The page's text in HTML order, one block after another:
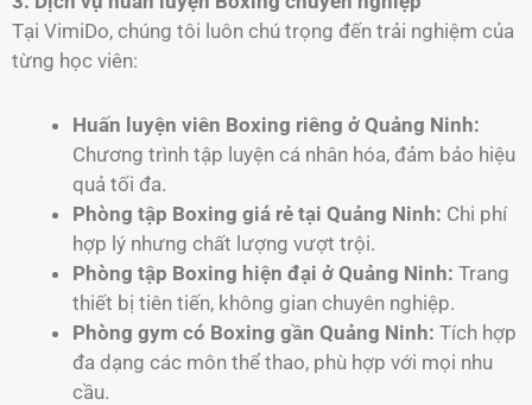
Tại VimiDo, chúng tôi luôn chú trọng đến trải nghiệm của
từng học viên:
Huấn luyện viên Boxing riêng ở Quảng Ninh:
Chương trình tập luyện cá nhân hóa, đảm bảo hiệu
quả tối đa.
Phòng tập Boxing giá rẻ tại Quảng Ninh: Chi phí
hợp lý nhưng chất lượng vượt trội.
Phòng tập Boxing hiện đại ở Quảng Ninh: Trang
thiết bị tiên tiến, không gian chuyên nghiệp.
Phòng gym có Boxing gần Quảng Ninh: Tích hợp
đa dạng các môn thể thao, phù hợp với mọi nhu
cầu.